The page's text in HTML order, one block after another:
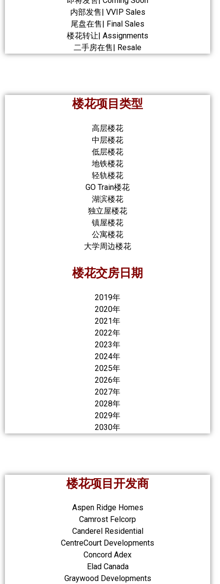
内部发售| VVIP Sales
尾盘在售| Final Sales
楼花转让| Assignments
二手房在售| Resale
楼花项目类型
高层楼花
中层楼花
低层楼花
地铁楼花
轻轨楼花
GO Train楼花
湖滨楼花
独立屋楼花
镇屋楼花
公寓楼花
大学周边楼花
楼花交房日期
2019年
2020年
2021年
2022年
2023年
2024年
2025年
2026年
2027年
2028年
2029年
2030年
楼花项目开发商
Aspen Ridge Homes
Camrost Felcorp
Canderel Residential
CentreCourt Developments
Concord Adex
Elad Canada
Graywood Developments